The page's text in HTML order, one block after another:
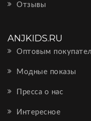
Отзывы
ANJKIDS.RU
Оптовым
Модные показы
Пресса о нас
Интересное